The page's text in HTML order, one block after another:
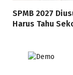
SPMB 2027
Harus Tahu